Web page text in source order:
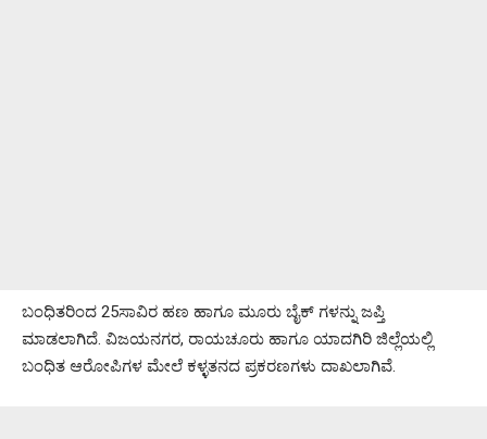
ಬಂಧಿತರಿಂದ 25ಸಾವಿರ ಹಣ ಹಾಗೂ ಮೂರು ಬೈಕ್‌ ಗಳನ್ನು ಜಪ್ತಿ
ಮಾಡಲಾಗಿದೆ. ವಿಜಯನಗರ, ರಾಯಚೂರು ಹಾಗೂ ಯಾದಗಿರಿ ಜಿಲ್ಲೆಯಲ್ಲಿ
ಬಂಧಿತ ಆರೋಪಿಗಳ ಮೇಲೆ ಕಳ್ಳತನದ ಪ್ರಕರಣಗಳು ದಾಖಲಾಗಿವೆ.